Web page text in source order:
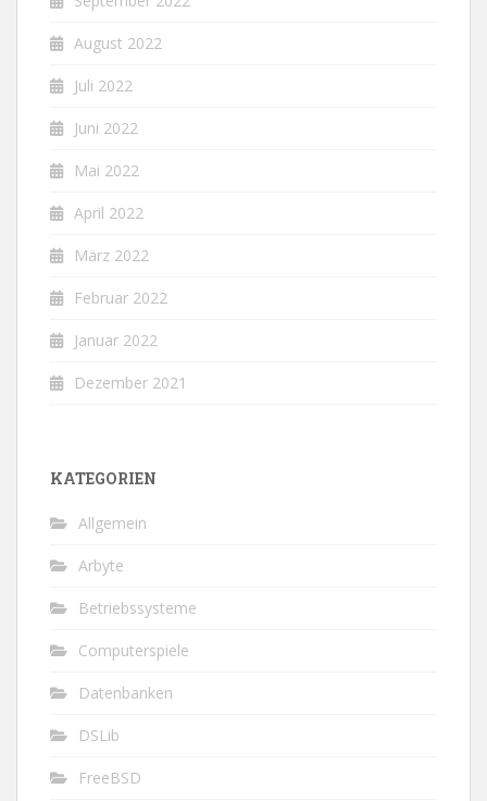
August 2022
Juli 2022
Juni 2022
Mai 2022
April 2022
März 2022
Februar 2022
Januar 2022
Dezember 2021
KATEGORIEN
Allgemein
Arbyte
Betriebssysteme
Computerspiele
Datenbanken
DSLib
FreeBSD